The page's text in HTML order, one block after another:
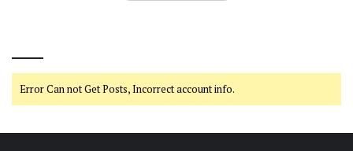
Error Can not Get Posts, Incorrect account info.